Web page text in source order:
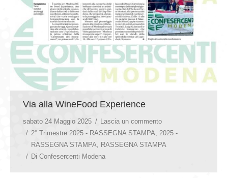
Via alla WineFood Experience
sabato 24 Maggio 2025
Lascia un commento
2° Trimestre 2025 - RASSEGNA STAMPA, 2025 -
RASSEGNA STAMPA, RASSEGNA STAMPA
Di Confesercenti Modena